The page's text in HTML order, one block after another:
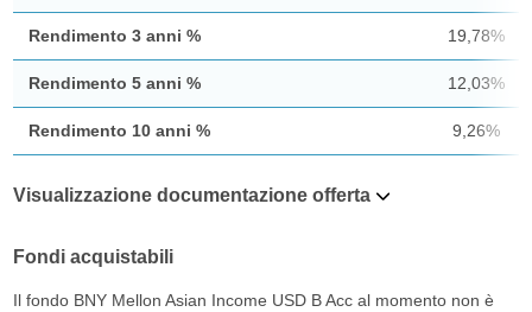
Rendimento 3 anni % 19,78%
Rendimento 5 anni % 12,03%
Rendimento 10 anni % 9,26%
Visualizzazione documentazione offerta
Fondi acquistabili
Il fondo BNY Mellon Asian Income USD B Acc al momento non è